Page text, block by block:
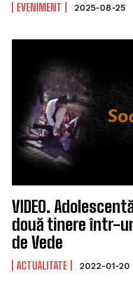
EVENIMENT 2025-08-25
VIDEO.
două tinere într-
de Vede
ACTUALITATE 2022-01-20